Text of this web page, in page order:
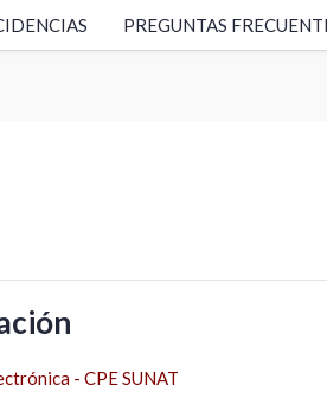
PREGUNTAS
- CPE SUNAT